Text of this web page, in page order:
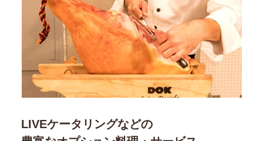
LIVEケータリングなどの